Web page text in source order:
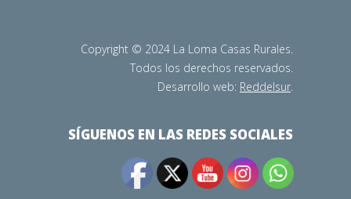
Copyright © 2024 La Loma Casas Rurales.
Todos los derechos reservados.
Desarrollo web: Reddelsur.
SÍGUENOS EN LAS REDES SOCIALES